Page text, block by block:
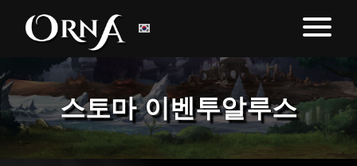
스토마 이벤투알루스